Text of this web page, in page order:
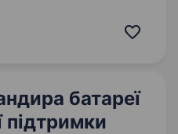
Глибока, вул. Залізнична ,11 Б. Вимоги: Досвід…
батареї
підтримки